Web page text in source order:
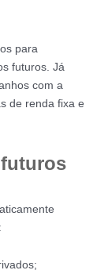
para
futuros. Já
com a
de renda fixa e